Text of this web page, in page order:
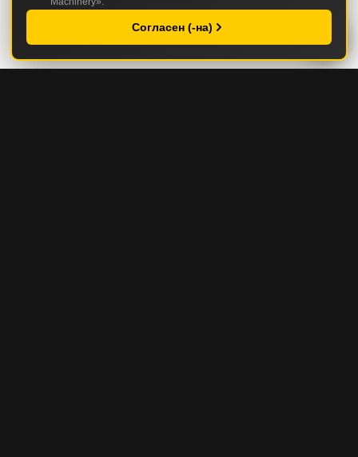
Согласен (-на)